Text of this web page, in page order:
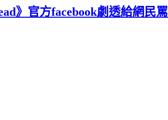
》官方facebook劇透給網民罵